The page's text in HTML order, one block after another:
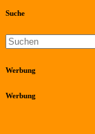
Suche
Werbung
Werbung